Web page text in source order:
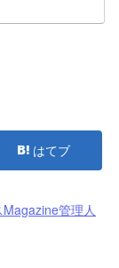
はてブ
管理人